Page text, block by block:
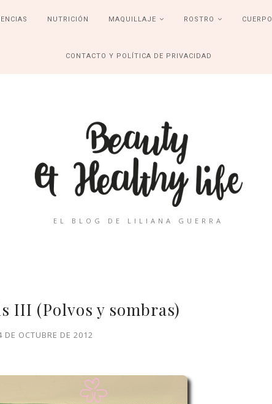
NUTRICIÓN MAQUILLAJE ROSTRO CUERPO
CONTACTO Y POLÍTICA DE PRIVACIDAD
EL BLOG DE LILIANA GUERRA
III (Polvos y sombras)
DE OCTUBRE DE 2012